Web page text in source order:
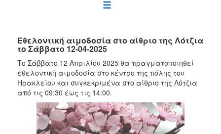
2022
2021
2020
2019
2018
2017
2016
Εθελοντική αιμοδοσία στο αίθριο της Λότζια
το Σάββατο 12-04-2025
Το Σάββατο 12 Απριλίου 2025 θα πραγματοποιηθεί
εθελοντική αιμοδοσία στο κέντρο της πόλης του
Ηρακλείου και συγκεκριμένα στο αίθριο της Λότζια
από τις 09:30 έως τις 14:00.